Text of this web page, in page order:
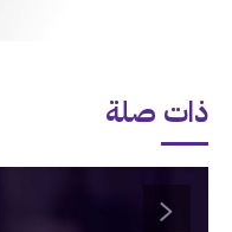
ذات صلة